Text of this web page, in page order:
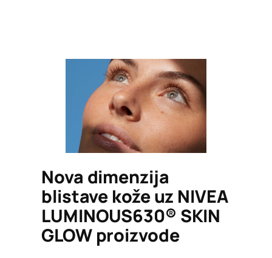
Nova dimenzija
blistave kože uz NIVEA
LUMINOUS630® SKIN
GLOW proizvode